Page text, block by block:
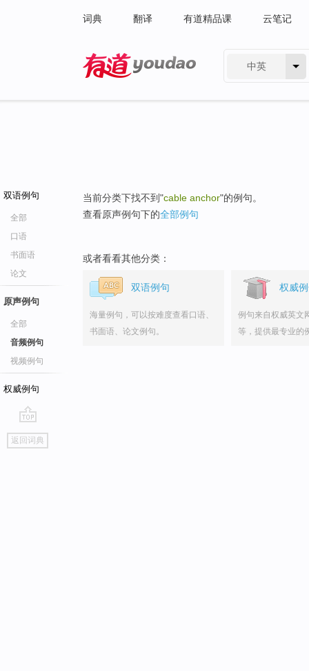
词典 翻译 有道精品课 云笔记
中英
双语例句
全部
口语
书面语
论文
原声例句
全部
音频例句
视频例句
权威例句
go
top
返回词典
当前分类下找不到"cable anchor"的例句。
查看原声例句下的全部例句
或者看看其他分类：
双语例句
海量例句，可以按难度查看口语、
书面语、论文例句。
权威
例句来自权威英文
等，提供最专业的